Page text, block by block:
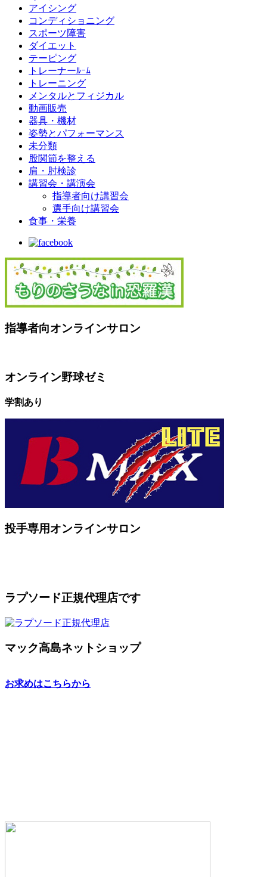
アイシング
コンディショニング
スポーツ障害
ダイエット
テーピング
トレーナーﾙｰﾑ
トレーニング
メンタルとフィジカル
動画販売
器具・機材
姿勢とパフォーマンス
未分類
股関節を整える
肩・肘検診
講習会・講演会
指導者向け講習会
選手向け講習会
食事・栄養
指導者向オンラインサロン
オンライン野球ゼミ
学割あり
投手専用オンラインサロン
ラプソード正規代理店です
マック高島ネットショップ
お求めはこちらから